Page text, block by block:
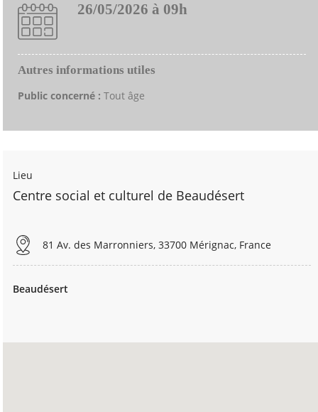
26/05/2026 à 09h
Autres informations utiles
Public concerné : Tout âge
Lieu
Centre social et culturel de Beaudésert
81 Av. des Marronniers, 33700 Mérignac, France
Beaudésert